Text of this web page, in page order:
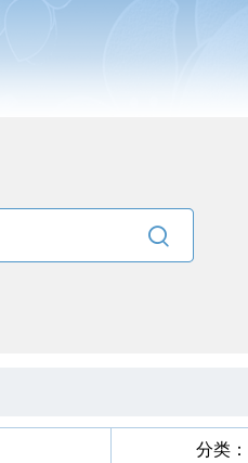

分类：